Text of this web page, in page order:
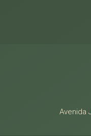
Avenida